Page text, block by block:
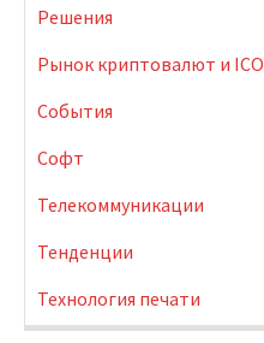
Решения
Рынок криптовалют и ICO
События
Софт
Телекоммуникации
Тенденции
Технология печати